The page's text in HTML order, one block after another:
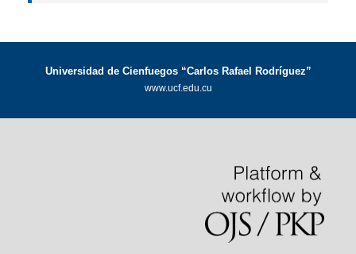
Universidad de Cienfuegos “Carlos Rafael Rodríguez”
www.ucf.edu.cu